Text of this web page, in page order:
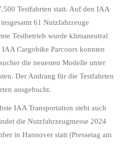
Testfahrten statt. Auf den IAA
61 Nutzfahrzeuge
Testbetrieb wurde klimaneutral
Cargobike Parcours konnten
die neuesten Modelle unter
Der Andrang für die Testfahrten
ausgebucht.
IAA Transportation steht auch
die Nutzfahrzeugmesse 2024
in Hannover statt (Pressetag am